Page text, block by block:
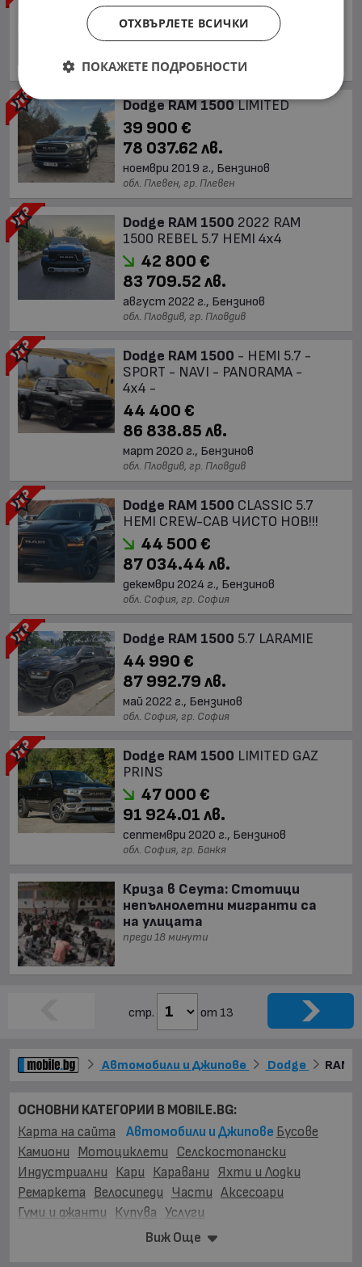
37 750 €
73 832.58 лв.
обл. Стара Загора, гр. Казанлък
Dodge RAM 1500LIMITED
39 900 €
78 037.62 лв.
ноември 2019 г., Бензинов
обл. Плевен, гр. Плевен
Dodge RAM 1500 2022 RAM
1500 REBEL 5.7 HEMI 4x4
42 800 €
83 709.52 лв.
август 2022 г., Бензинов
обл. Пловдив, гр. Пловдив
Dodge RAM 1500 - HEMI 5.7 -
SPORT - NAVI - PANORAMA -
4x4 -
44 400 €
86 838.85 лв.
март 2020 г., Бензинов
обл. Пловдив, гр. Пловдив
Dodge RAM 1500 CLASSIC 5.7
HEMI CREW-CAB ЧИСТО НОВ!!!
44 500 €
87 034.44 лв.
декември 2024 г., Бензинов
обл. София, гр. София
Dodge RAM 1500 5.7 LARAMIE
44 990 €
87 992.79 лв.
май 2022 г., Бензинов
обл. София, гр. София
Dodge RAM 1500 LIMITED GAZ
PRINS
47 000 €
91 924.01 лв.
септември 2020 г., Бензинов
обл. София, гр. Банкя
Криза в Сеута: Стотици
непълнолетни мигранти са
на улицата
преди 18 минути
стр. от 13
Автомобили и Джипове Dodge RAM
Виж Още
ОСНОВНИ КАТЕГОРИИ В MOBILE.BG:
Карта на сайта
Автомобили и Джипове Бусове
Камиони Мотоциклети Селскостопански
Индустриални Кари Каравани Яхти и Лодки
Ремаркета Велосипеди Части Аксесоари
Гуми и джанти
Купува Услуги
ОТХВЪРЛЕТЕ ВСИЧКИ
ПОКАЖЕТЕ ПОДРОБНОСТИ